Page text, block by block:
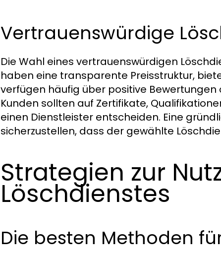
Vertrauenswürdige
Die Wahl eines vertrauenswürdigen
haben eine transparente Preisstruktur,
verfügen häufig über positive
Kunden sollten auf Zertifikate,
einen Dienstleister entscheiden. Eine
sicherzustellen, dass der gewählte
Strategien zur
Löschdienstes
Die besten Methoden